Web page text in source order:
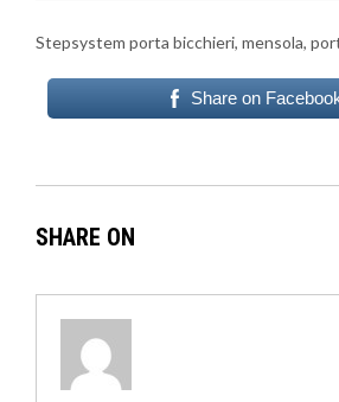
Stepsystem porta bicchieri, mensola,
Share on
SHARE ON